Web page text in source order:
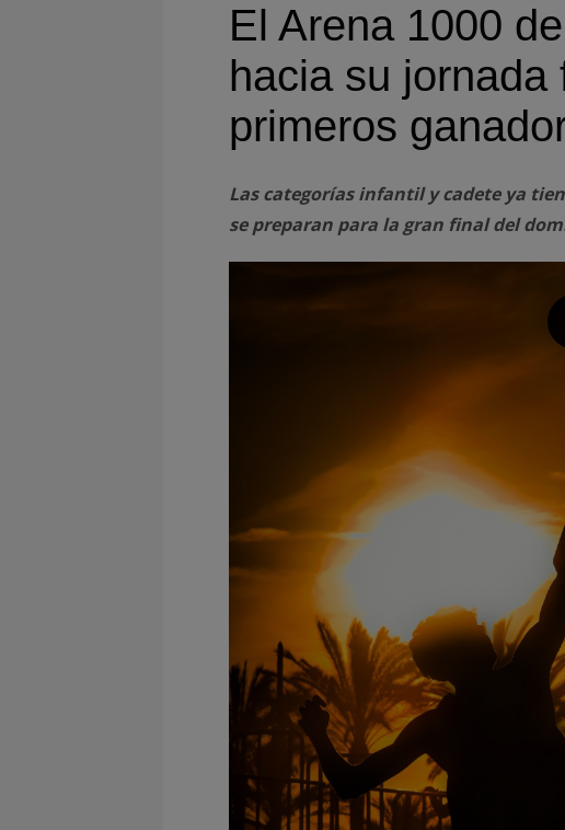
El Arena 1000
hacia su jornada
primeros
Las categorías infantil y cadete ya
se preparan para la gran final del